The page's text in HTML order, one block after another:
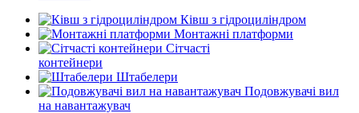
Ківш з гідроциліндром
Монтажні платформи
Сітчасті
контейнери
Штабелери
Подовжувачі вил
на навантажувач